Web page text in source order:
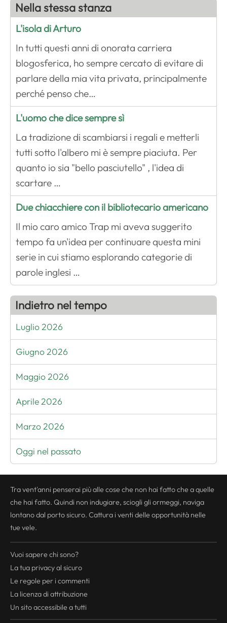
Nella stessa stanza
L'isola di Arturo
In tutti questi anni di onorata carriera
blogosferica, ho sempre cercato di evitare di
parlare della mia vita privata, principalmente
perché penso che…
L'uomo che dice sempre sì
La tradizione di scambiarsi i regali e metterli
tutti sotto l'albero mi è sempre piaciuta. Per
quanto io sia "bello pasciutello" , l'idea di
scartare …
Due chiacchiere con il bibliotecario americano
Il mio caro amico Trap mi aveva suggerito
tempo fa un'idea per continuare questa mini
serie in cui stiamo esplorando categorie di
parole inglesi …
Indietro nel tempo
Luglio 2026
Giugno 2026
Maggio 2026
Aprile 2026
Marzo 2026
Oggi nel passato
Tra vent'anni penserai più alle cose che non hai fatto che a quelle
che hai fatto. Quindi non indugiare, sciogli gli ormeggi, naviga
lontano dal porto sicuro. Cattura i venti delle opportunità nelle
tue vele.
Vuoi sapere chi sono?
La tua privacyal sicuro
Le regole per i commenti
La licenza di attribuzione
Un sito accessibile a tutti